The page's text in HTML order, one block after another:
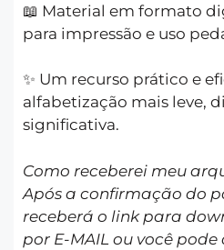
📖 Material em formato
para impressão e uso
✨ Um recurso prático e
alfabetização mais leve,
significativa.
Como receberei meu
Após a confirmação do
receberá o link para
por E-MAIL ou você